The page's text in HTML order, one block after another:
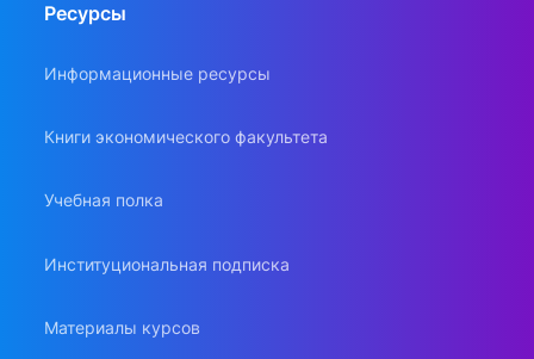
Ресурсы
Информационные ресурсы
Книги экономического факультета
Учебная полка
Институциональная подписка
Материалы курсов